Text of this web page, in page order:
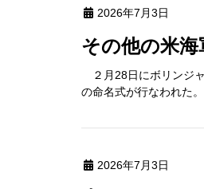
2026年7月3日
その他の米
２月28日にボリンジ
の命名式が行なわれた
2026年7月3日